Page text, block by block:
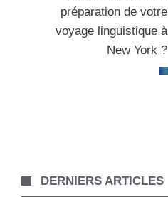
préparation de votre
voyage linguistique à
New York ?
DERNIERS ARTICLES